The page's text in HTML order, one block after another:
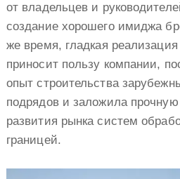
от владельцев и
создание хорошего имиджа
же время, гладкая реализация
приносит пользу компании,
опыт строительства
подрядов и заложила
развития рынка систем
границей.